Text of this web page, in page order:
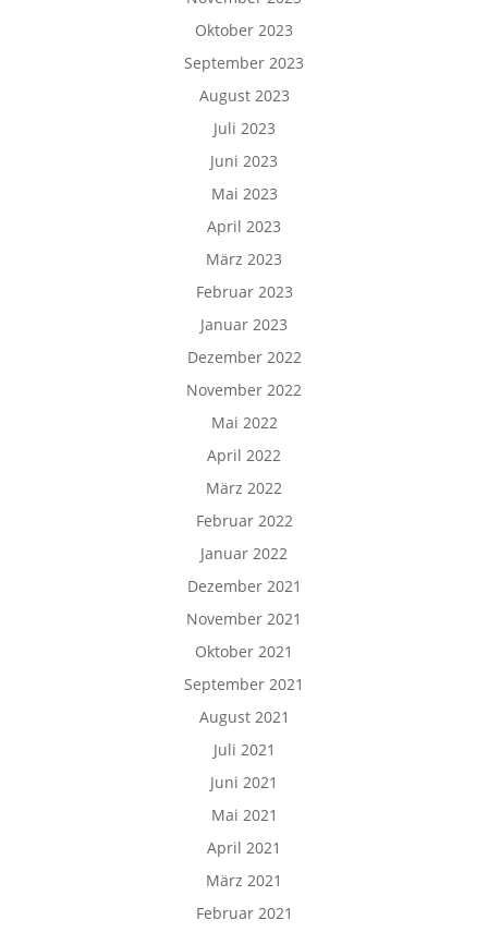
Oktober 2023
September 2023
August 2023
Juli 2023
Juni 2023
Mai 2023
April 2023
März 2023
Februar 2023
Januar 2023
Dezember 2022
November 2022
Mai 2022
April 2022
März 2022
Februar 2022
Januar 2022
Dezember 2021
November 2021
Oktober 2021
September 2021
August 2021
Juli 2021
Juni 2021
Mai 2021
April 2021
März 2021
Februar 2021